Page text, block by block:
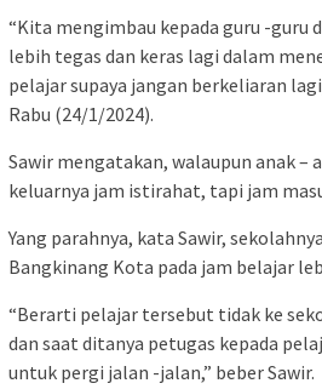
“Kita mengimbau kepada guru -guru
lebih tegas dan keras lagi dalam
pelajar supaya jangan berkeliaran
Rabu (24/1/2024).
Sawir mengatakan, walaupun anak –
keluarnya jam istirahat, tapi jam
Yang parahnya, kata Sawir,
Bangkinang Kota pada jam belajar
“Berarti pelajar tersebut tidak ke
dan saat ditanya petugas kepada
untuk pergi jalan -jalan,” beber Sawir.